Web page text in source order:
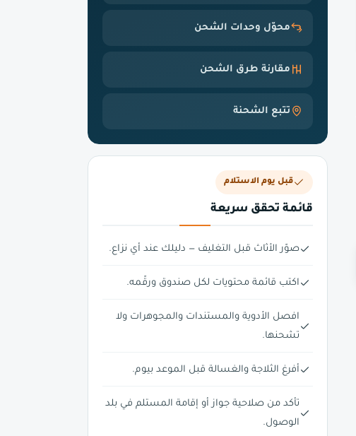
محوّل وحدات الشحن
مقارنة طرق الشحن
تتبع الشحنة
قبل يوم الاستلام
قائمة تحقق سريعة
صوّر الأثاث قبل التغليف — دليلك عند أي نزاع.
اكتب قائمة محتويات لكل صندوق ورقّمه.
افصل الأدوية والمستندات والمجوهرات ولا
تشحنها.
أفرغ الثلاجة والغسالة قبل الموعد بيوم.
تأكد من صلاحية جواز أو إقامة المستلم في بلد
الوصول.